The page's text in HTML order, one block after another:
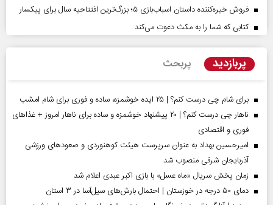
فروش خیره‌کننده داستان اسباب‌بازی ۵؛ بزرگ‌ترین افتتاحیه سال برای پیکسار
کتابی که شما را به مکث دعوت می‌کند
پربازدید پربحث
برای شام چی درست کنم؟ | ۲۵ ایده خوشمزه، ساده و فوری برای شام امشب
ناهار چی درست کنم؟ | ۲۰ پیشنهاد خوشمزه و ساده برای ناهار امروز + غذاهای
فوری و اقتصادی
امیرحسین بهداد به عنوان سرپرست هیئت کوهنوردی و صعودهای ورزشی
آذربایجان شرقی منصوب شد
زمان پخش سریال «ماه عسل» با بازی اکبر عبدی اعلام شد
دمای ۵۰ درجه در خوزستان | احتمال بارش‌های سیل‌آسا در ۳ استان